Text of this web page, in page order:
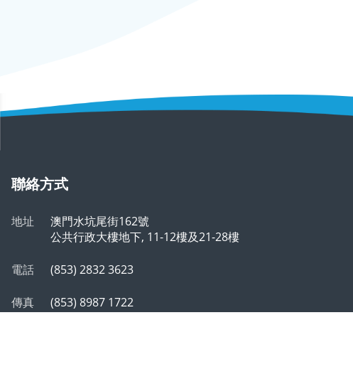
聯絡方式
地址
澳門水坑尾街162號
公共行政大樓地下, 11-12樓及21-28樓
電話 (853) 2832 3623
傳真 (853) 8987 1722